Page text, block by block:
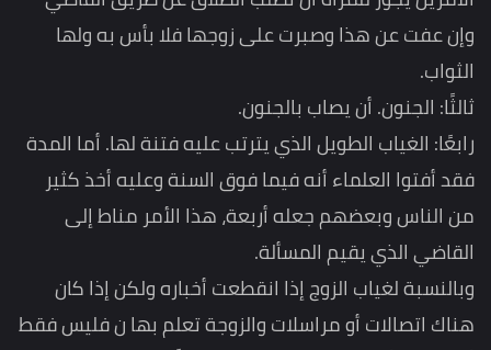
وإن عفت عن هذا وصبرت على زوجها فلا بأس به ولها
الثواب.
ثالثًا: الجنون. أن يصاب بالجنون.
رابعًا: الغياب الطويل الذي يترتب عليه فتنة لها. أما المدة
فقد أفتوا العلماء أنه فيما فوق السنة وعليه أخذ كثير
من الناس وبعضهم جعله أربعة، هذا الأمر مناط إلى
القاضي الذي يقيم المسألة.
وبالنسبة لغياب الزوج إذا انقطعت أخباره ولكن إذا كان
هناك اتصالات أو مراسلات والزوجة تعلم بها ن فليس فقط